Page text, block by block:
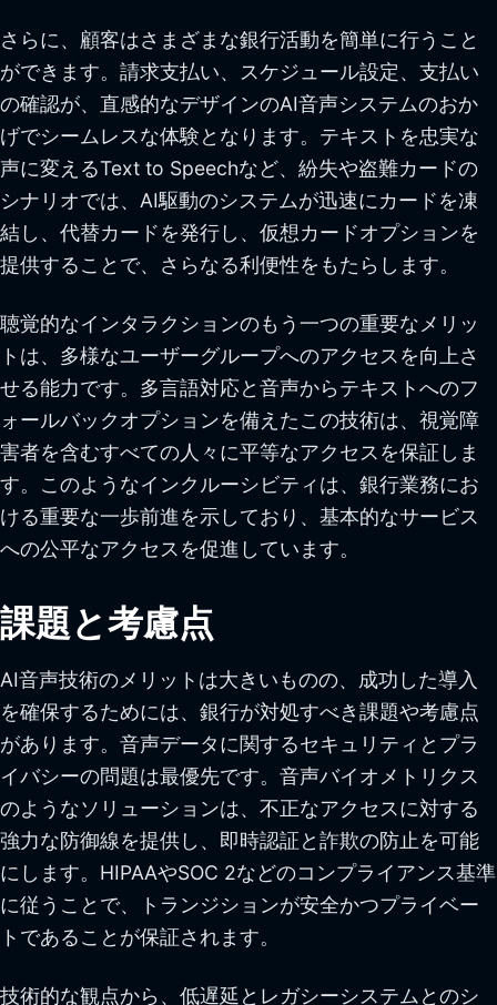
さらに、顧客はさまざまな銀行活動を簡単に行うこと
ができます。請求支払い、スケジュール設定、支払い
の確認が、直感的なデザインのAI音声システムのおか
げでシームレスな体験となります。テキストを忠実な
声に変えるText to Speechなど、紛失や盗難カードの
シナリオでは、AI駆動のシステムが迅速にカードを凍
結し、代替カードを発行し、仮想カードオプションを
提供することで、さらなる利便性をもたらします。
聴覚的なインタラクションのもう一つの重要なメリッ
トは、多様なユーザーグループへのアクセスを向上さ
せる能力です。多言語対応と音声からテキストへのフ
ォールバックオプションを備えたこの技術は、視覚障
害者を含むすべての人々に平等なアクセスを保証しま
す。このようなインクルーシビティは、銀行業務にお
ける重要な一歩前進を示しており、基本的なサービス
への公平なアクセスを促進しています。
課題と考慮点
AI音声技術のメリットは大きいものの、成功した導入
を確保するためには、銀行が対処すべき課題や考慮点
があります。音声データに関するセキュリティとプラ
イバシーの問題は最優先です。音声バイオメトリクス
のようなソリューションは、不正なアクセスに対する
強力な防御線を提供し、即時認証と詐欺の防止を可能
にします。HIPAAやSOC 2などのコンプライアンス基準
に従うことで、トランジションが安全かつプライベー
トであることが保証されます。
技術的な観点から、低遅延とレガシーシステムとのシ